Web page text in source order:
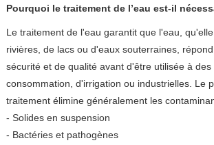
Pourquoi le traitement de l’eau est-il
Le traitement de l'eau garantit que l'eau,
rivières, de lacs ou d'eaux souterraines,
sécurité et de qualité avant d'être utilisée à des
consommation, d'irrigation ou industrielles. Le
traitement élimine généralement les
- Solides en suspension
- Bactéries et pathogènes